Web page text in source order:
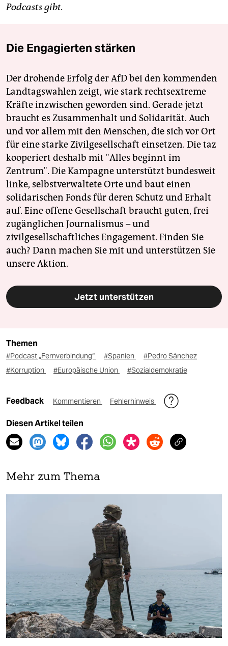
Podcasts gibt.
Die Engagierten stärken
Der drohende Erfolg der AfD bei den kommenden
Landtagswahlen zeigt, wie stark rechtsextreme
Kräfte inzwischen geworden sind. Gerade jetzt
braucht es Zusammenhalt und Solidarität. Auch
und vor allem mit den Menschen, die sich vor Ort
für eine starke Zivilgesellschaft einsetzen. Die taz
kooperiert deshalb mit "Alles beginnt im
Zentrum". Die Kampagne unterstützt bundesweit
linke, selbstverwaltete Orte und baut einen
solidarischen Fonds für deren Schutz und Erhalt
auf. Eine offene Gesellschaft braucht guten, frei
zugänglichen Journalismus – und
zivilgesellschaftliches Engagement. Finden Sie
auch? Dann machen Sie mit und unterstützen Sie
unsere Aktion.
Jetzt unterstützen
Themen
#Podcast „Fernverbindung“ #Spanien
#Pedro Sánchez
#Korruption
#Europäische Union #Sozialdemokratie
Feedback Kommentieren Fehlerhinweis
Diesen Artikel teilen
Mehr zum Thema